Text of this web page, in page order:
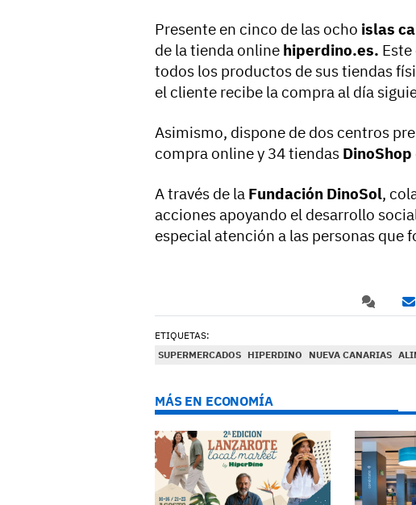
Presente en cinco de las ocho islas
de la tienda online hiperdino.es.
todos los productos de sus tiendas
el cliente recibe la compra al día
Asimismo, dispone de dos centros
compra online y 34 tiendas DinoShop
A través de la Fundación DinoSol,
acciones apoyando el desarrollo
especial atención a las personas que
ETIQUETAS:
SUPERMERCADOS HIPERDINO NUEVA CANARIAS
MÁS EN ECONOMÍA